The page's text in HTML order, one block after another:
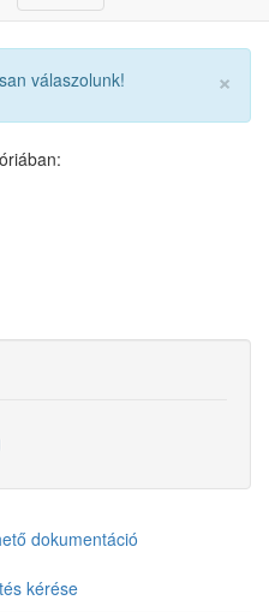
×
válaszolunk!
dokumentáció
kérése